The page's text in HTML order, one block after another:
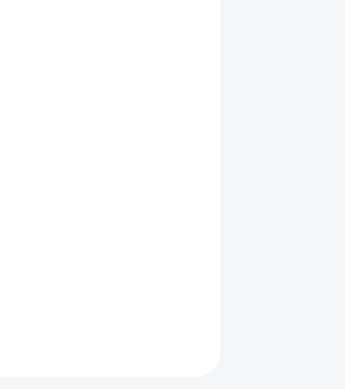
s niplom oranžová,